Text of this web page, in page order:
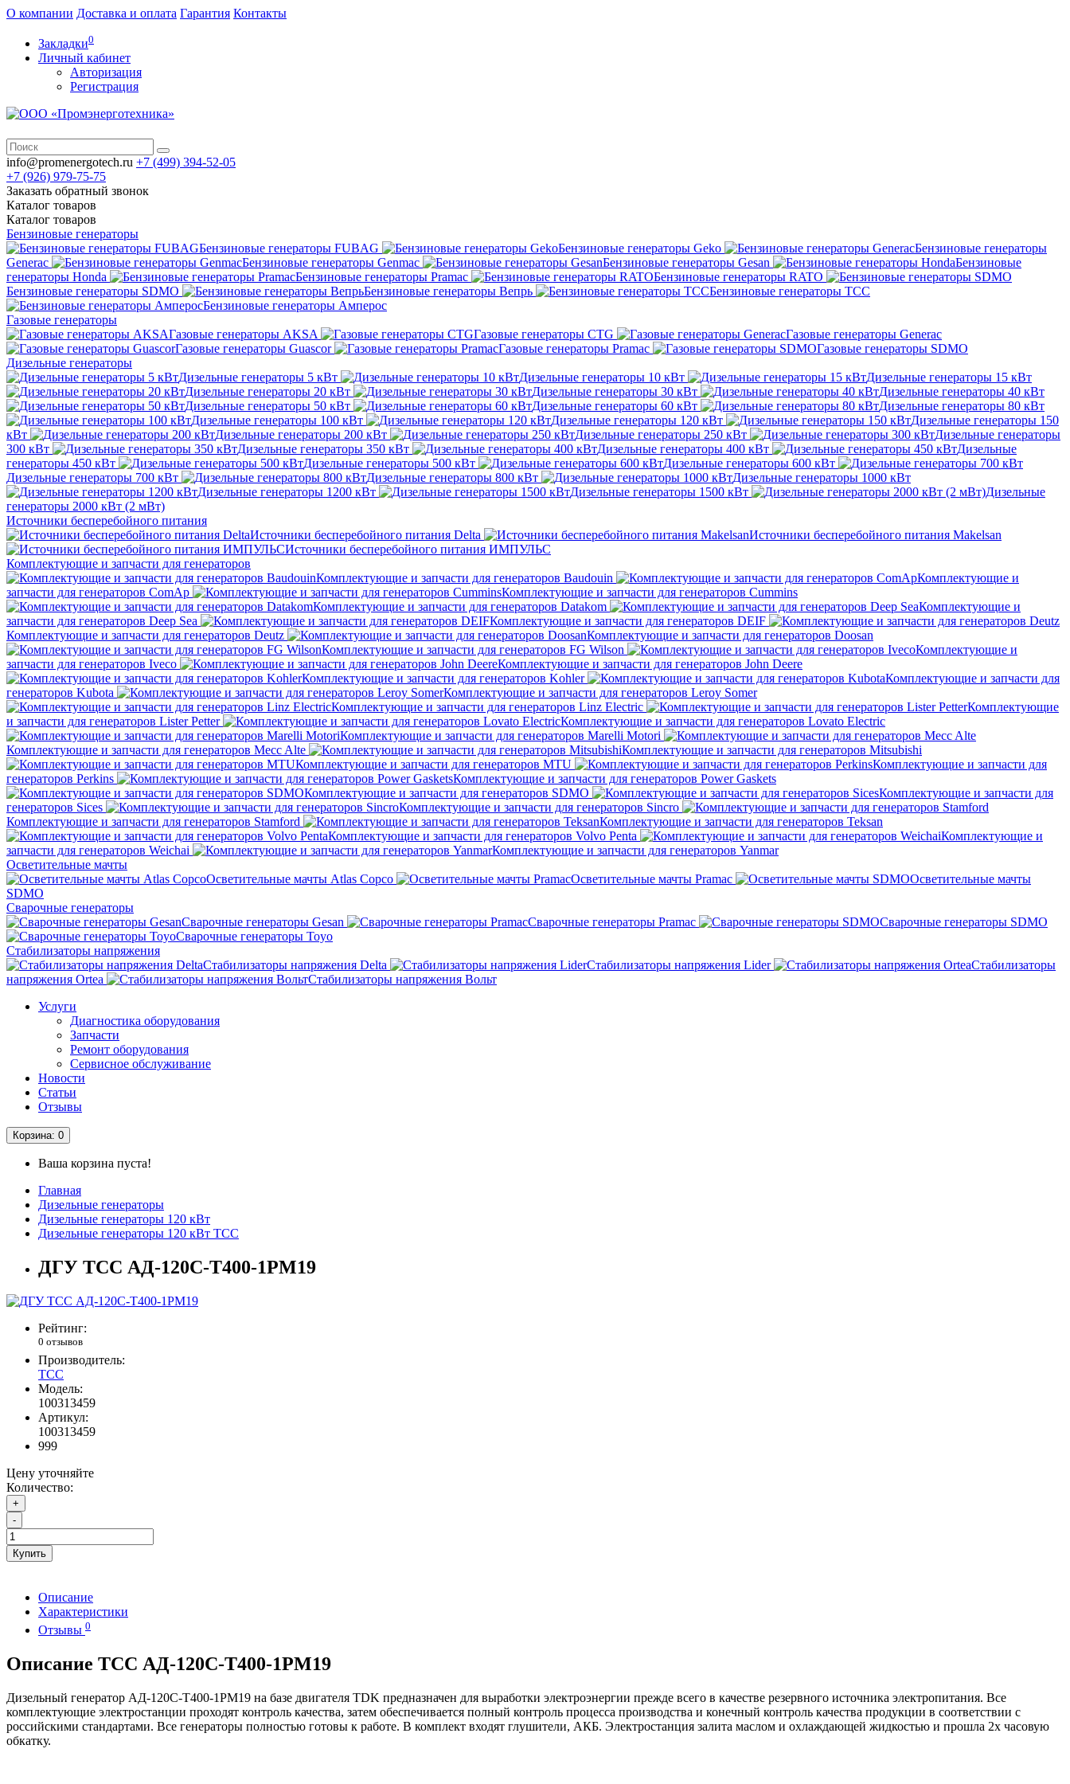
О компании Доставка и оплата Гарантия Контакты
Закладки0
Личный кабинет
Авторизация
Регистрация
info@promenergotech.ru +7 (499) 394-52-05
+7 (926) 979-75-75
Заказать обратный звонок
Каталог товаров
Каталог товаров
Бензиновые генераторы
Бензиновые генераторы FUBAG
Бензиновые генераторы Geko
Бензиновые генераторы
Generac
Бензиновые генераторы Genmac Бензиновые генераторы Gesan
Бензиновые
генераторы Honda
Бензиновые генераторы Pramac
Бензиновые генераторы RATO
Бензиновые генераторы SDMO
Бензиновые генераторы Вепрь
Бензиновые генераторы ТСС
Бензиновые генераторы Амперос
Газовые генераторы
Газовые генераторы AKSA
Газовые генераторы CTG
Газовые генераторы Generac
Газовые генераторы Guascor
Газовые генераторы Pramac
Газовые генераторы SDMO
Дизельные генераторы
Дизельные генераторы 5 кВт
Дизельные генераторы 10 кВт
Дизельные генераторы 15 кВт
Дизельные генераторы 20 кВт
Дизельные генераторы 30 кВт
Дизельные генераторы 40 кВт
Дизельные генераторы 50 кВт
Дизельные генераторы 60 кВт
Дизельные генераторы 80 кВт
Дизельные генераторы 100 кВт
Дизельные генераторы 120 кВт
Дизельные генераторы 150
кВт
Дизельные генераторы 200 кВт Дизельные генераторы 250 кВт
Дизельные генераторы
300 кВт
Дизельные генераторы 350 кВт Дизельные генераторы 400 кВт
Дизельные
генераторы 450 кВт
Дизельные генераторы 500 кВт
Дизельные генераторы 600 кВт
Дизельные генераторы 700 кВт
Дизельные генераторы 800 кВт
Дизельные генераторы 1000 кВт
Дизельные генераторы 1200 кВт
Дизельные генераторы 1500 кВт
Дизельные
генераторы 2000 кВт (2 мВт)
Источники бесперебойного питания
Источники бесперебойного питания Delta
Источники бесперебойного питания Makelsan
Источники бесперебойного питания ИМПУЛЬС
Комплектующие и запчасти для генераторов
Комплектующие и запчасти для генераторов Baudouin
Комплектующие и
запчасти для генераторов ComAp
Комплектующие и запчасти для генераторов Cummins
Комплектующие и запчасти для генераторов Datakom
Комплектующие и
запчасти для генераторов Deep Sea
Комплектующие и запчасти для генераторов DEIF
Комплектующие и запчасти для генераторов Deutz
Комплектующие и запчасти для генераторов Doosan
Комплектующие и запчасти для генераторов FG Wilson
Комплектующие и
запчасти для генераторов Iveco
Комплектующие и запчасти для генераторов John Deere
Комплектующие и запчасти для генераторов Kohler
Комплектующие и запчасти для
генераторов Kubota
Комплектующие и запчасти для генераторов Leroy Somer
Комплектующие и запчасти для генераторов Linz Electric
Комплектующие
и запчасти для генераторов Lister Petter
Комплектующие и запчасти для генераторов Lovato Electric
Комплектующие и запчасти для генераторов Marelli Motori
Комплектующие и запчасти для генераторов Mecc Alte
Комплектующие и запчасти для генераторов Mitsubishi
Комплектующие и запчасти для генераторов MTU
Комплектующие и запчасти для
генераторов Perkins
Комплектующие и запчасти для генераторов Power Gaskets
Комплектующие и запчасти для генераторов SDMO
Комплектующие и запчасти для
генераторов Sices
Комплектующие и запчасти для генераторов Sincro
Комплектующие и запчасти для генераторов Stamford
Комплектующие и запчасти для генераторов Teksan
Комплектующие и запчасти для генераторов Volvo Penta
Комплектующие и
запчасти для генераторов Weichai
Комплектующие и запчасти для генераторов Yanmar
Осветительные мачты
Осветительные мачты Atlas Copco
Осветительные мачты Pramac
Осветительные мачты
SDMO
Сварочные генераторы
Сварочные генераторы Gesan
Сварочные генераторы Pramac
Сварочные генераторы SDMO
Сварочные генераторы Toyo
Стабилизаторы напряжения
Стабилизаторы напряжения Delta
Стабилизаторы напряжения Lider
Стабилизаторы
напряжения Ortea
Стабилизаторы напряжения Вольт
Услуги
Диагностика оборудования
Запчасти
Ремонт оборудования
Сервисное обслуживание
Новости
Статьи
Отзывы
Корзина: 0
Ваша корзина пуста!
Главная
Дизельные генераторы
Дизельные генераторы 120 кВт
Дизельные генераторы 120 кВт ТСС
ДГУ ТСС АД-120С-Т400-1РМ19
Рейтинг:
0 отзывов
Производитель:
ТСС
Модель:
100313459
Артикул:
100313459
999
Цену уточняйте
Количество:
+
-
Купить
Описание
Характеристики
Отзывы 0
Описание ТСС АД-120С-Т400-1РМ19
Дизельный генератор АД-120С-Т400-1РМ19 на базе двигателя TDK предназначен для выработки электроэнергии прежде всего в качестве резервного источника электропитания. Все
комплектующие электростанции проходят контроль качества, затем обеспечивается полный контроль процесса производства и конечный контроль качества продукции в соответствии с
российскими стандартами. Все генераторы полностью готовы к работе. В комплект входят глушители, АКБ. Электростанция залита маслом и охлаждающей жидкостью и прошла 2х часовую
обкатку.